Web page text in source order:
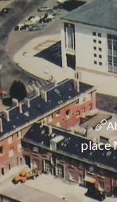
place